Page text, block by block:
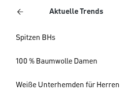
Aktuelle Trends
Spitzen BHs
100 % Baumwolle Damen
Weiße Unterhemden für Herren